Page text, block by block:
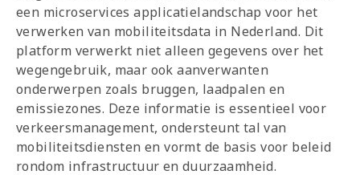
een microservices applicatielandschap voor het
verwerken van mobiliteitsdata in Nederland. Dit
platform verwerkt niet alleen gegevens over het
wegengebruik, maar ook aanverwanten
onderwerpen zoals bruggen, laadpalen en
emissiezones. Deze informatie is essentieel voor
verkeersmanagement, ondersteunt tal van
mobiliteitsdiensten en vormt de basis voor beleid
rondom infrastructuur en duurzaamheid.